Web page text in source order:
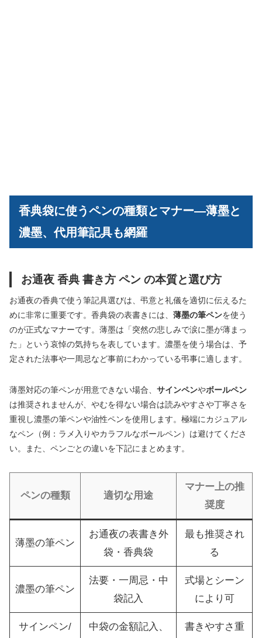
香典袋に使うペンの種類とマナー―薄墨と
濃墨、代用筆記具も網羅
お通夜 香典 書き方 ペン の本質と選び方
お通夜の香典で使う筆記具選びは、弔意と礼儀を適切に伝えるた
めに非常に重要です。香典袋の表書きには、 薄墨の筆ペンを使う
のが正式なマナーです。薄墨は「突然の悲しみで涙に墨が薄まっ
た」という哀悼の気持ちを表しています。濃墨を使う場合は、予
定された法事や一周忌など事前にわかっている弔事に適します。
薄墨対応の筆ペンが用意できない場合、 サインペンやボールペン
は推奨されませんが、やむを得ない場合は読みやすさや丁寧さを
重視し濃墨の筆ペンや油性ペンを使用します。極端にカジュアル
なペン（例：ラメ入りやカラフルなボールペン）は避けてくださ
い。また、ペンごとの違いを下記にまとめます。
ペンの種類 適切な用途
マナー上の推
奨度
薄墨の筆ペン
お通夜の表書き外
袋・香典袋
最も推奨され
る
濃墨の筆ペン
法要・一周忌・中
袋記入
式場とシーン
により可
サインペン/
中袋の金額記入、
書きやすさ重